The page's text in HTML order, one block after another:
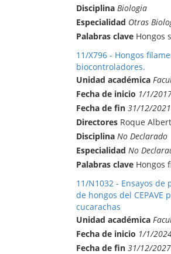
Disciplina Biologia
Especialidad Otras
Palabras clave Hongos
11/X796 - Hongos
biocontroladores.
Unidad académica
Fecha de inicio 1/1/
Fecha de fin 31/12/2021
Directores Roque
Disciplina No Declarado
Especialidad No
Palabras clave Hongos
11/N1032 - Ensayos
de hongos del
cucarachas
Unidad académica
Fecha de inicio 1/1/
Fecha de fin 31/12/2027